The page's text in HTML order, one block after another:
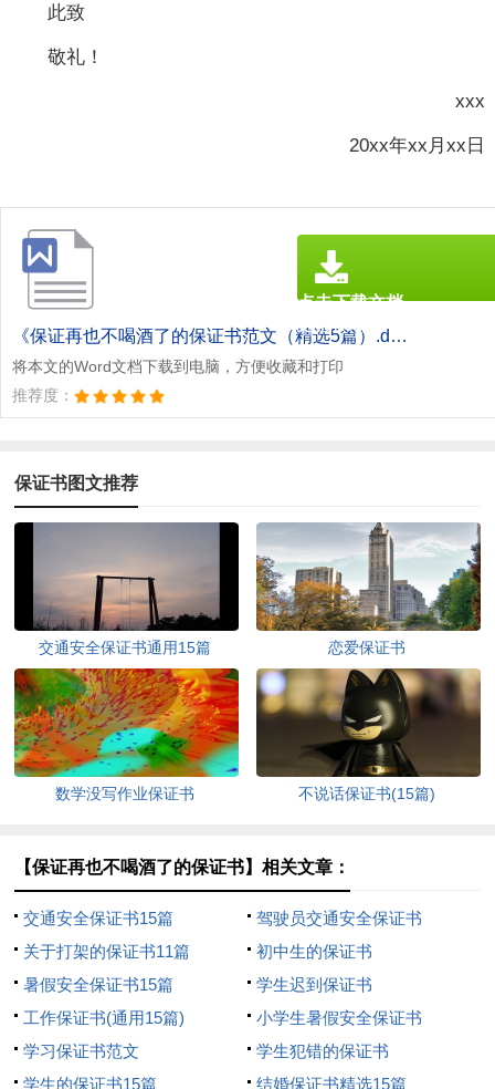
此致
敬礼！
xxx
20xx年xx月xx日
《保证再也不喝酒了的保证书范文（精选5篇）.doc》
将本文的Word文档下载到电脑，方便收藏和打印
推荐度：
点击下载文档
文档为doc格式
保证书图文推荐
交通安全保证书通用15篇 恋爱保证书
数学没写作业保证书 不说话保证书(15篇)
【保证再也不喝酒了的保证书】相关文章：
交通安全保证书15篇
驾驶员交通安全保证书
关于打架的保证书11篇
初中生的保证书
暑假安全保证书15篇
学生迟到保证书
工作保证书(通用15篇)
小学生暑假安全保证书
学习保证书范文
学生犯错的保证书
学生的保证书15篇
结婚保证书精选15篇